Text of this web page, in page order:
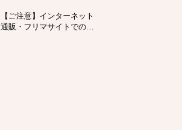
【ご注意】インターネット
通販・フリマサイトでの製